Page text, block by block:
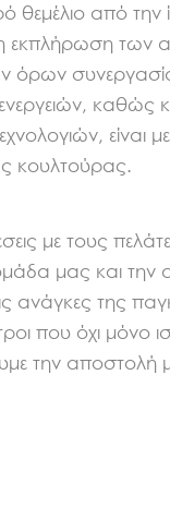
θεμέλιο από
εκπλήρωση των
όρων
καθώς
είναι
κουλτούρας.
με τους
μας και την
ανάγκες της
που όχι μόνο
την αποστολή